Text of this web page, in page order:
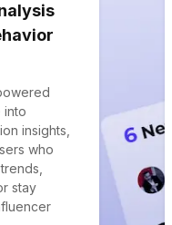
into
insights,
who
stay